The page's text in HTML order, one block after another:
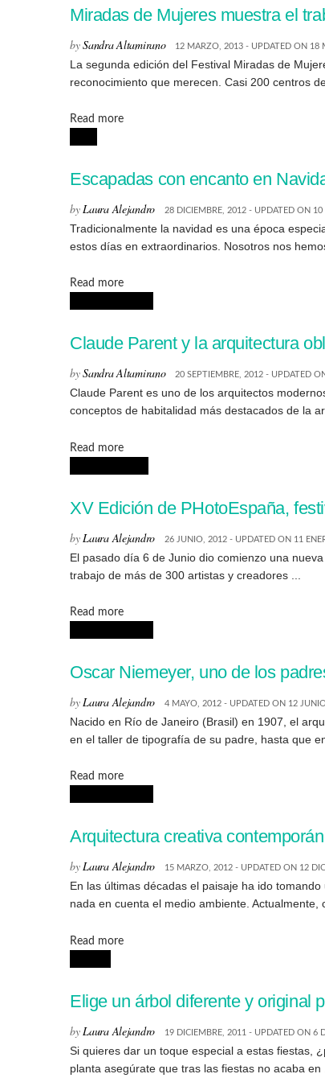
Miradas de Mujeres muestra el
bySandra Altamirano 12 MARZO, 2013 - UPDATED ON 18
La segunda edición del Festival Miradas de
reconocimiento que merecen. Casi 200 centros de
Read moreDetails
Escapadas con encanto en
byLaura Alejandro 28 DICIEMBRE, 2012 - UPDATED ON
Tradicionalmente la navidad es una época
estos días en extraordinarios. Nosotros nos
Read moreDetails
Claude Parent y la arquitectura
bySandra Altamirano 20 SEPTIEMBRE, 2012 - UPDATED
Claude Parent es uno de los arquitectos
conceptos de habitalidad más destacados de la
Read moreDetails
XV Edición de PHotoEspaña,
by Laura Alejandro 26 JUNIO, 2012 - UPDATED ON 11
El pasado día 6 de Junio dio comienzo una
trabajo de más de 300 artistas y creadores ...
Read moreDetails
Oscar Niemeyer, uno de los
byLaura Alejandro 4 MAYO, 2012 - UPDATED ON 12
Nacido en Río de Janeiro (Brasil) en 1907, el
en el taller de tipografía de su padre, hasta que en
Read moreDetails
Arquitectura creativa
byLaura Alejandro 15 MARZO, 2012 - UPDATED ON 12
En las últimas décadas el paisaje ha ido
nada en cuenta el medio ambiente. Actualmente,
Read moreDetails
Elige un árbol diferente y original
by Laura Alejandro 19 DICIEMBRE, 2011 - UPDATED ON 6
Si quieres dar un toque especial a estas fiestas,
planta asegúrate que tras las fiestas no acaba en